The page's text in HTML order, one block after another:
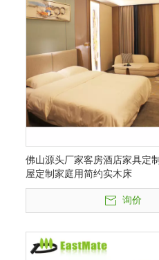
佛山源头厂家客房酒店家具定
屋定制家庭用简约实木床
询价